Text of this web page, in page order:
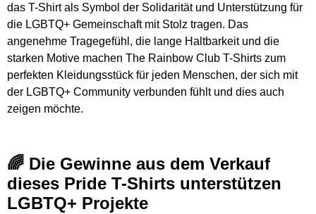
das T-Shirt als Symbol der Solidarität und Unterstützung für
die LGBTQ+ Gemeinschaft mit Stolz tragen. Das
angenehme Tragegefühl, die lange Haltbarkeit und die
starken Motive machen The Rainbow Club T-Shirts zum
perfekten Kleidungsstück für jeden Menschen, der sich mit
der LGBTQ+ Community verbunden fühlt und dies auch
zeigen möchte.
🌈 Die Gewinne aus dem Verkauf
dieses Pride T-Shirts unterstützen
LGBTQ+ Projekte